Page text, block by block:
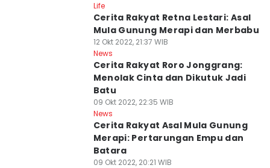
Life
Cerita Rakyat Retna Lestari: Asal
Mula Gunung Merapi dan Merbabu
12 Okt 2022, 21:37 WIB
News
Cerita Rakyat Roro Jonggrang:
Menolak Cinta dan Dikutuk Jadi
Batu
09 Okt 2022, 22:35 WIB
News
Cerita Rakyat Asal Mula Gunung
Merapi: Pertarungan Empu dan
Batara
09 Okt 2022, 20:21 WIB